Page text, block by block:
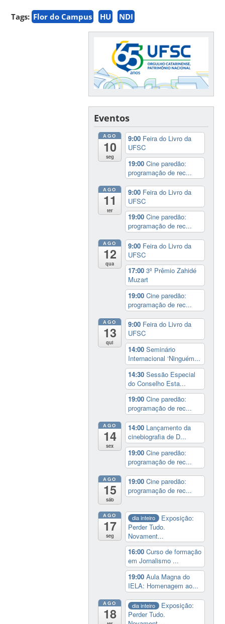
Tags: Flor do Campus HU NDI
Eventos
AGO
10
seg
9:00 Feira do Livro da
UFSC
19:00Cine paredão:
programação de rec...
AGO
11
ter
9:00 Feira do Livro da
UFSC
19:00Cine paredão:
programação de rec...
AGO
12
qua
9:00 Feira do Livro da
UFSC
17:003º Prêmio Zahidé
Muzart
19:00Cine paredão:
programação de rec...
AGO
13
qui
9:00 Feira do Livro da
UFSC
14:00Seminário
Internacional ‘Ninguém...
14:30Sessão Especial
do Conselho Esta...
19:00Cine paredão:
programação de rec...
AGO
14
sex
14:00 Lançamento da
cinebiografia de D...
19:00Cine paredão:
programação de rec...
AGO
15
sáb
19:00Cine paredão:
programação de rec...
AGO
17
seg
dia inteiro
Exposição:
Perder Tudo.
Novament...
16:00Curso de formação
em Jornalismo ...
19:00Aula Magna do
IELA: Homenagem ao...
AGO
18
dia inteiro
Exposição:
Perder Tudo.